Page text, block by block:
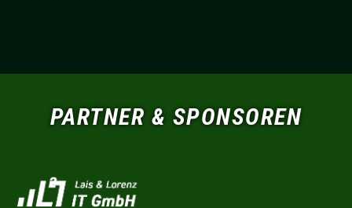
PARTNER & SPONSOREN